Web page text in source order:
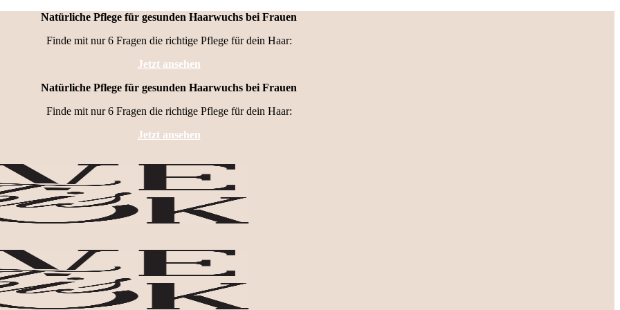
Natürliche Pflege für gesunden Haarwuchs bei Frauen
Finde mit nur 6 Fragen die richtige Pflege für dein Haar:
Jetzt ansehen
Natürliche Pflege für gesunden Haarwuchs bei Frauen
Finde mit nur 6 Fragen die richtige Pflege für dein Haar:
Jetzt ansehen